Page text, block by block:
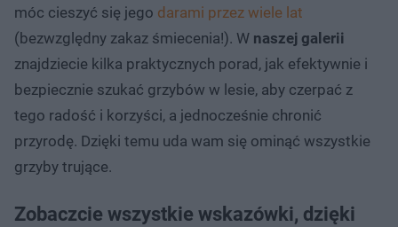
móc cieszyć się jego darami przez wiele lat
(bezwzględny zakaz śmiecenia!). W naszej galerii
znajdziecie kilka praktycznych porad, jak efektywnie i
bezpiecznie szukać grzybów w lesie, aby czerpać z
tego radość i korzyści, a jednocześnie chronić
przyrodę. Dzięki temu uda wam się ominąć wszystkie
grzyby trujące.
Zobaczcie wszystkie wskazówki, dzięki